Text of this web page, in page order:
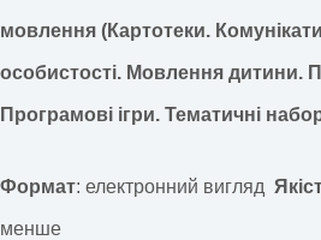
мовлення (Картотеки.
особистості. Мовлення дитини.
Програмові ігри. Тематичні
Формат: електронний вигляд
менше